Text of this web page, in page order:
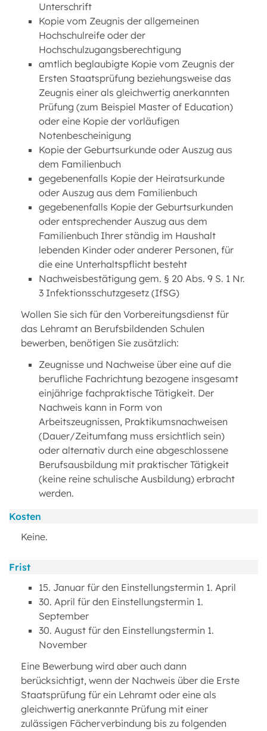
Unterschrift
Kopie vom Zeugnis der allgemeinen
Hochschulreife oder der
Hochschulzugangsberechtigung
amtlich beglaubigte Kopie vom Zeugnis der
Ersten Staatsprüfung beziehungsweise das
Zeugnis einer als gleichwertig anerkannten
Prüfung (zum Beispiel Master of Education)
oder eine Kopie der vorläufigen
Notenbescheinigung
Kopie der Geburtsurkunde oder Auszug aus
dem Familienbuch
gegebenenfalls Kopie der Heiratsurkunde
oder Auszug aus dem Familienbuch
gegebenenfalls Kopie der Geburtsurkunden
oder entsprechender Auszug aus dem
Familienbuch Ihrer ständig im Haushalt
lebenden Kinder oder anderer Personen, für
die eine Unterhaltspflicht besteht
Nachweisbestätigung gem. § 20 Abs. 9 S. 1 Nr.
3 Infektionsschutzgesetz (IfSG)
Wollen Sie sich für den Vorbereitungsdienst für
das Lehramt an Berufsbildenden Schulen
bewerben, benötigen Sie zusätzlich:
Zeugnisse und Nachweise über eine auf die
berufliche Fachrichtung bezogene insgesamt
einjährige fachpraktische Tätigkeit. Der
Nachweis kann in Form von
Arbeitszeugnissen, Praktikumsnachweisen
(Dauer/Zeitumfang muss ersichtlich sein)
oder alternativ durch eine abgeschlossene
Berufsausbildung mit praktischer Tätigkeit
(keine reine schulische Ausbildung) erbracht
werden.
Kosten
Keine.
Frist
15. Januar für den Einstellungstermin 1. April
30. April für den Einstellungstermin 1.
September
30. August für den Einstellungstermin 1.
November
Eine Bewerbung wird aber auch dann
berücksichtigt, wenn der Nachweis über die Erste
Staatsprüfung für ein Lehramt oder eine als
gleichwertig anerkannte Prüfung mit einer
zulässigen Fächerverbindung bis zu folgenden